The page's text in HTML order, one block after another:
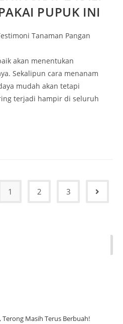
PUPUK INI
Tanaman Pangan
akan menentukan
Sekalipun cara menanam
mudah akan tetapi
terjadi hampir di seluruh
1 2 3
Terong Masih Terus Berbuah!